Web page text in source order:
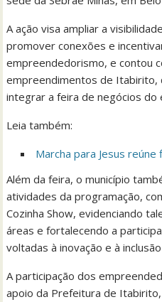
A ação visa ampliar a
promover conexões e
empreendedorismo, e contou
empreendimentos de Itabirito,
integrar a feira de negócios do
Leia também:
Marcha para Jesus
Além da feira, o município
atividades da programação,
Cozinha Show, evidenciando
áreas e fortalecendo a
voltadas à inovação e à
A participação dos
apoio da Prefeitura de